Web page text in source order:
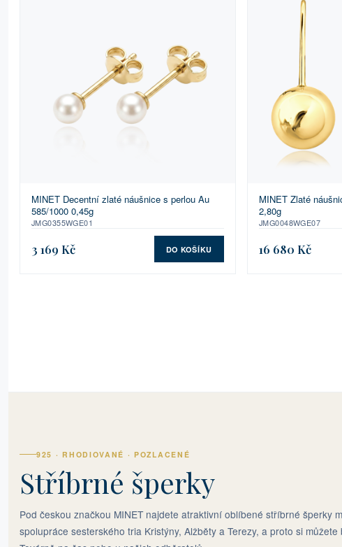
MINET Decentní zlaté náušnice s perlou Au
585/1000 0,45g
JMG0355WGE01
3 169 Kč DO KOŠÍKU
MINET Zlaté
2,80g
JMG0048WGE07
16 680 Kč
925 · RHODIOVANÉ · POZLACENÉ
Stříbrné šperky
Pod českou značkou MINET najdete atraktivní oblíbené stříbrné šperky
spolupráce sesterského tria Kristýny, Alžběty a Terezy, a proto si